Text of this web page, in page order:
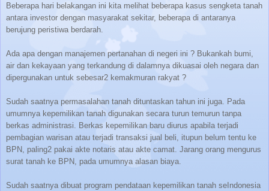
Beberapa hari belakangan ini kita melihat beberapa kasus sengketa tanah
antara investor dengan masyarakat sekitar, beberapa di antaranya
berujung peristiwa berdarah.
Ada apa dengan manajemen pertanahan di negeri ini ? Bukankah bumi,
air dan kekayaan yang terkandung di dalamnya dikuasai oleh negara dan
dipergunakan untuk sebesar2 kemakmuran rakyat ?
Sudah saatnya permasalahan tanah dituntaskan tahun ini juga. Pada
umumnya kepemilikan tanah digunakan secara turun temurun tanpa
berkas administrasi. Berkas kepemilikan baru diurus apabila terjadi
pembagian warisan atau terjadi transaksi jual beli, itupun belum tentu ke
BPN, paling2 pakai akte notaris atau akte camat. Jarang orang mengurus
surat tanah ke BPN, pada umumnya alasan biaya.
Sudah saatnya dibuat program pendataan kepemilikan tanah seIndonesia